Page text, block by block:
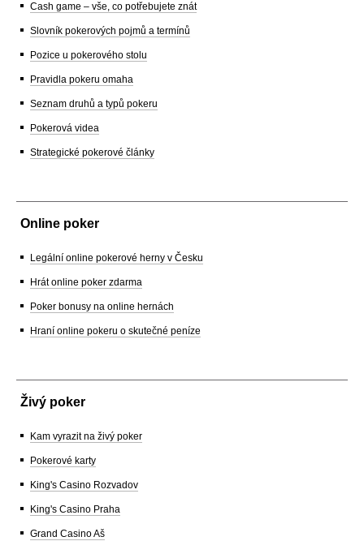
Cash game – vše, co potřebujete znát
Slovník pokerových pojmů a termínů
Pozice u pokerového stolu
Pravidla pokeru omaha
Seznam druhů a typů pokeru
Pokerová videa
Strategické pokerové články
Online poker
Legální online pokerové herny v Česku
Hrát online poker zdarma
Poker bonusy na online hernách
Hraní online pokeru o skutečné peníze
Živý poker
Kam vyrazit na živý poker
Pokerové karty
King's Casino Rozvadov
King's Casino Praha
Grand Casino Aš